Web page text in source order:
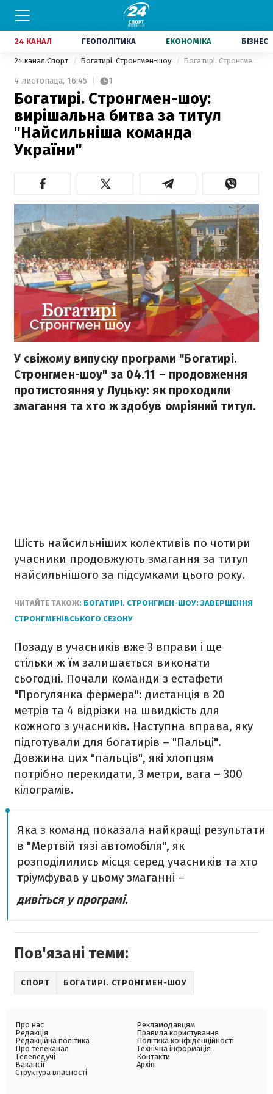
24 КАНАЛ ГЕОПОЛІТИКА ЕКОНОМІКА БІЗНЕС
24 канал Спорт Богатирі. Стронгмен-шоу Богатирі. Стронгмен-шоу: вирішальна битва за титул "Найсильніша команда України"
4 листопада, 16:45 1
Богатирі. Стронгмен-шоу:
вирішальна битва за титул
"Найсильніша команда
України"
У свіжому випуску програми "Богатирі.
Стронгмен-шоу" за 04.11 – продовження
протистояння у Луцьку: як проходили
змагання та хто ж здобув омріяний титул.
Шість найсильніших колективів по чотири
учасники продовжують змагання за титул
найсильнішого за підсумками цього року.
ЧИТАЙТЕ ТАКОЖ: БОГАТИРІ. СТРОНГМЕН-ШОУ: ЗАВЕРШЕННЯ
СТРОНГМЕНІВСЬКОГО СЕЗОНУ
Позаду в учасників вже 3 вправи і ще
стільки ж їм залишається виконати
сьогодні. Почали команди з естафети
"Прогулянка фермера": дистанція в 20
метрів та 4 відрізки на швидкість для
кожного з учасників. Наступна вправа, яку
підготували для богатирів – "Пальці".
Довжина цих "пальців", які хлопцям
потрібно перекидати, 3 метри, вага – 300
кілограмів.
Яка з команд показала найкращі результати
в "Мертвій тязі автомобіля", як
розподілились місця серед учасників та хто
тріумфував у цьому змаганні –
дивіться у програмі.
Пов'язані теми:
СПОРТ БОГАТИРІ. СТРОНГМЕН-ШОУ
Про нас
Редакція
Редакційна політика
Про телеканал
Телеведучі
Вакансії
Структура власності
Рекламодавцям
Правила користування
Політика конфіденційності
Технічна інформація
Контакти
Архів